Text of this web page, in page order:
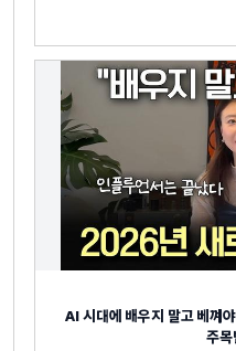
AI 시대에 배우지 말고 베껴
주목